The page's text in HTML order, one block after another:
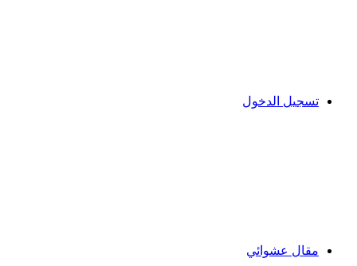
تسجيل الدخول
مقال عشوائي